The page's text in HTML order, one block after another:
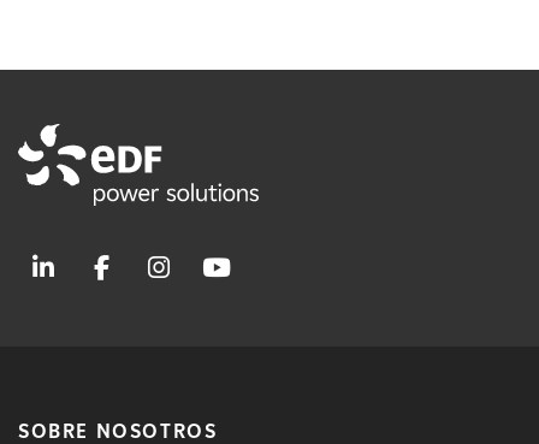
SOBRE NOSOTROS